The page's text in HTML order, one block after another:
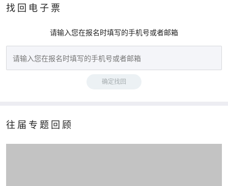
找回电子票
请输入您在报名时填写的手机号或者邮箱
确定找回
往届专题回顾